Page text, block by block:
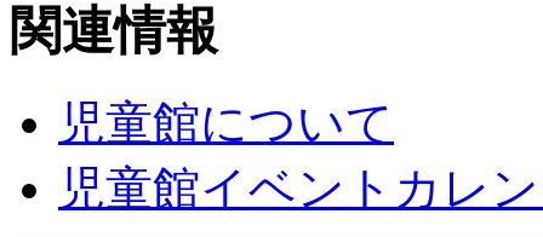
関連情報
児童館について
児童館イベントカレ